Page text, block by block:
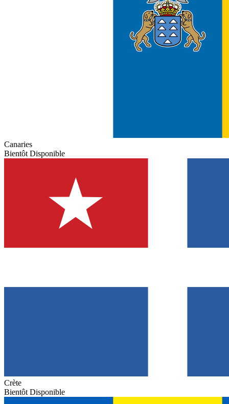
Canaries
Bientôt Disponible
Crète
Bientôt Disponible